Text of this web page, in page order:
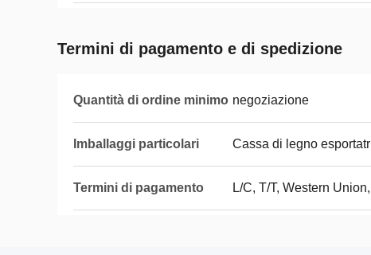
Termini di pagamento e di spedizione
Quantità di ordine minimo negoziazione
Imballaggi particolari Cassa di legno
Termini di pagamento L/C, T/T, Western